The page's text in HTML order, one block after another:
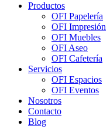
Productos
OFI Papelería
OFI Impresión
OFI Muebles
OFI Aseo
OFI Cafetería
Servicios
OFI Espacios
OFI Eventos
Nosotros
Contacto
Blog